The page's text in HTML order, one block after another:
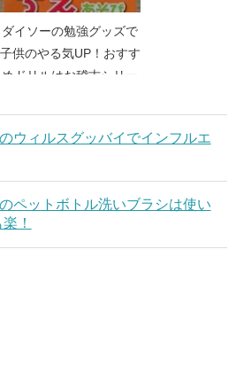
ダイソーの勉強グッズで
子供のやる気UP！おすす
めドリルはお稽古シリー
ウィルスグッバイでインフルエ
ペットボトル洗いブラシは使い
！